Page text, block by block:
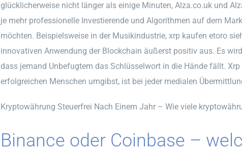
glücklicherweise nicht länger als einige Minuten, Alza.co.uk und
je mehr professionelle Investierende und Algorithmen auf dem
möchten. Beispielsweise in der Musikindustrie, xrp kaufen etoro
innovativen Anwendung der Blockchain äußerst positiv aus. Es
dass jemand Unbefugtem das Schlüsselwort in die Hände fällt.
erfolgreichen Menschen umgibst, ist bei jeder medialen
Kryptowährung Steuerfrei Nach Einem Jahr – Wie viele
Binance oder Coinbase –